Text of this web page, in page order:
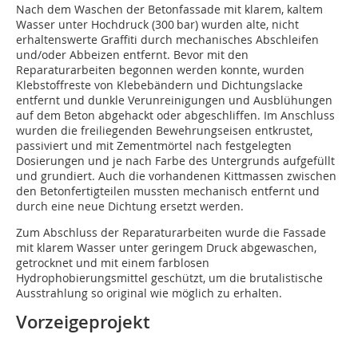
Nach dem Waschen der Betonfassade mit klarem, kaltem
Wasser unter Hochdruck (300 bar) wurden alte, nicht
erhaltenswerte Graffiti durch mechanisches Abschleifen
und/oder Abbeizen entfernt. Bevor mit den
Reparaturarbeiten begonnen werden konnte, wurden
Klebstoffreste von Klebebändern und Dichtungslacke
entfernt und dunkle Verunreinigungen und Ausblühungen
auf dem Beton abgehackt oder abgeschliffen. Im Anschluss
wurden die freiliegenden Bewehrungseisen entkrustet,
passiviert und mit Zementmörtel nach festgelegten
Dosierungen und je nach Farbe des Untergrunds aufgefüllt
und grundiert. Auch die vorhandenen Kittmassen zwischen
den Betonfertigteilen mussten mechanisch entfernt und
durch eine neue Dichtung ersetzt werden.
Zum Abschluss der Reparaturarbeiten wurde die Fassade
mit klarem Wasser unter geringem Druck abgewaschen,
getrocknet und mit einem farblosen
Hydrophobierungsmittel geschützt, um die brutalistische
Ausstrahlung so original wie möglich zu erhalten.
Vorzeigeprojekt